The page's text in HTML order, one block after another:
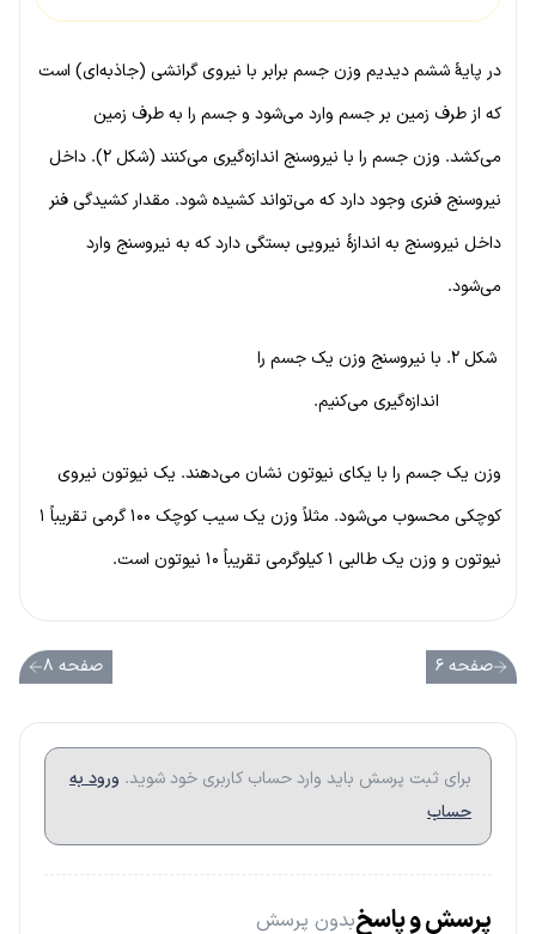
در پایهٔ ششم دیدیم وزن جسم برابر با نیروی گرانشی (جاذبه‌ای) است
که از طرف زمین بر جسم وارد می‌شود و جسم را به طرف زمین
می‌کشد. وزن جسم را با نیروسنج اندازه‌گیری می‌کنند (شکل ۲). داخل
نیروسنج فنری وجود دارد که می‌تواند کشیده شود. مقدار کشیدگی فنر
داخل نیروسنج به اندازهٔ نیرویی بستگی دارد که به نیروسنج وارد
می‌شود.
شکل ۲. با نیروسنج وزن یک جسم را
اندازه‌گیری می‌کنیم.
وزن یک جسم را با یکای نیوتون نشان می‌دهند. یک نیوتون نیروی
کوچکی محسوب می‌شود. مثلاً وزن یک سیب کوچک ۱۰۰ گرمی تقریباً ۱
نیوتون و وزن یک طالبی ۱ کیلوگرمی تقریباً ۱۰ نیوتون است.
صفحه ۶ صفحه ۸
برای ثبت پرسش باید وارد حساب کاربری خود شوید. ورود به
حساب
پرسش و پاسخبدون پرسش